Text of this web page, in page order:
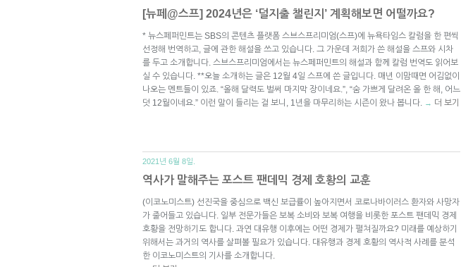
[뉴페@스프] 2024년은 ‘덜지출 챌린지’ 계획해보면 어떨까요?
* 뉴스페퍼민트는 SBS의 콘텐츠 플랫폼 스브스프리미엄(스프)에 뉴욕타임스 칼럼을 한 편씩
선정해 번역하고, 글에 관한 해설을 쓰고 있습니다. 그 가운데 저희가 쓴 해설을 스프와 시차
를 두고 소개합니다. 스브스프리미엄에서는 뉴스페퍼민트의 해설과 함께 칼럼 번역도 읽어보
실 수 있습니다. **오늘 소개하는 글은 12월 4일 스프에 쓴 글입니다. 매년 이맘때면 어김없이
나오는 멘트들이 있죠. “올해 달력도 벌써 마지막 장이네요.”, “숨 가쁘게 달려온 올 한 해, 어느
덧 12월이네요.” 이런 말이 들리는 걸 보니, 1년을 마무리하는 시즌이 왔나 봅니다. → 더 보기
2021년 6월 8일.
역사가 말해주는 포스트 팬데믹 경제 호황의 교훈
(이코노미스트) 선진국을 중심으로 백신 보급률이 높아지면서 코로나바이러스 환자와 사망자
가 줄어들고 있습니다. 일부 전문가들은 보복 소비와 보복 여행을 비롯한 포스트 팬데믹 경제
호황을 전망하기도 합니다. 과연 대유행 이후에는 어떤 경제가 펼쳐질까요? 미래를 예상하기
위해서는 과거의 역사를 살펴볼 필요가 있습니다. 대유행과 경제 호황의 역사적 사례를 분석
한 이코노미스트의 기사를 소개합니다.